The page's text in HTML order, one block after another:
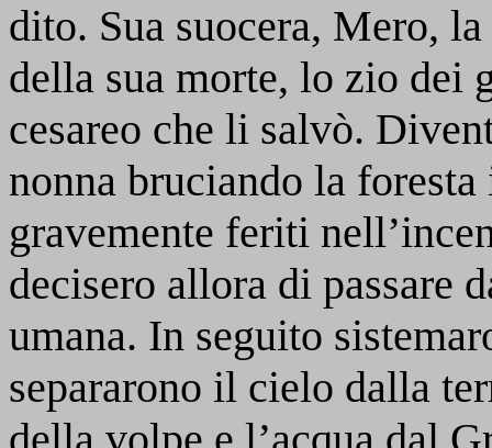
dito. Sua suocera, Mero,
della sua morte, lo zio dei
cesareo che li salvò.
nonna bruciando la
gravemente feriti
decisero allora di passare
umana. In seguito
separarono il cielo dalla